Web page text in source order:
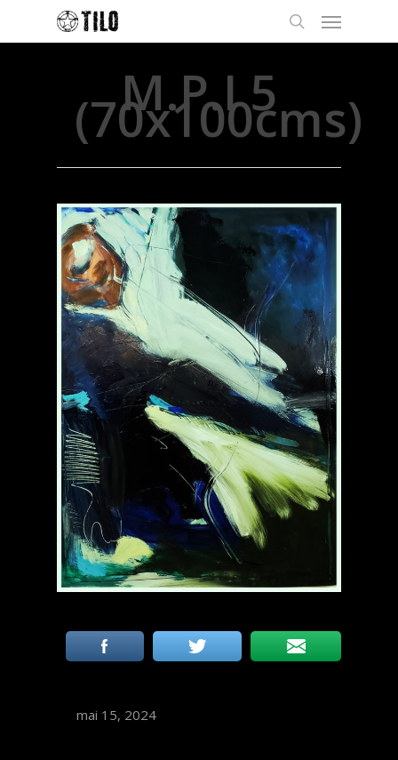
M.P.I 5
(70x100cms)
mai 15, 2024